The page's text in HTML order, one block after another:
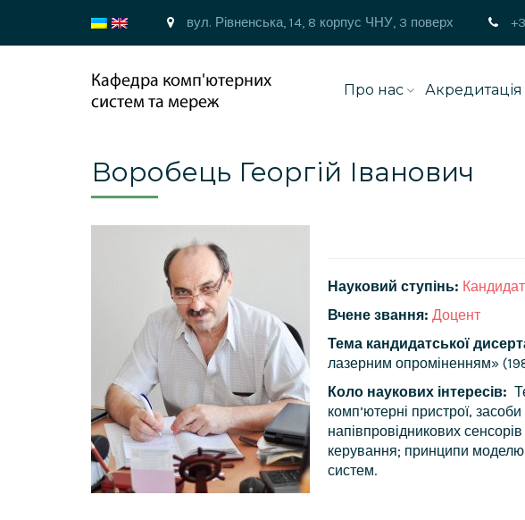
вул. Рівненська, 14, 8 корпус ЧНУ, 3 поверх
Про нас Акредитація
Воробець Георгій Іванович
Науковий ступінь:
Вчене звання: Доцент
Тема кандидатської
лазерним опроміненням»
Коло наукових інтересів:
комп’ютерні пристрої,
напівпровідникових
керування; принципи
систем.